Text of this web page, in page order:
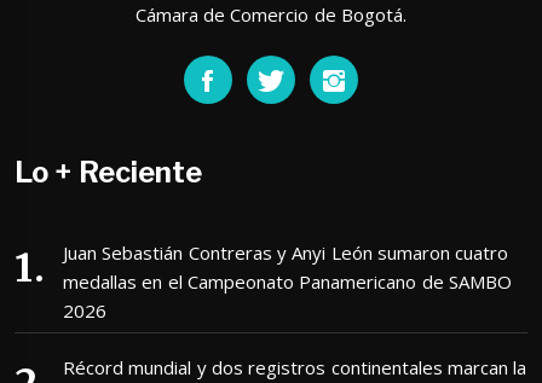
Cámara de Comercio de Bogotá.
Lo + Reciente
Juan Sebastián Contreras y Anyi León sumaron cuatro
medallas en el Campeonato Panamericano de SAMBO
2026
Récord mundial y dos registros continentales marcan la